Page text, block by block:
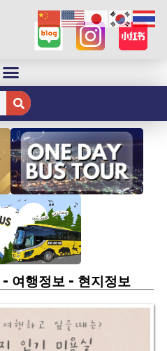
여행정보- 현지정보